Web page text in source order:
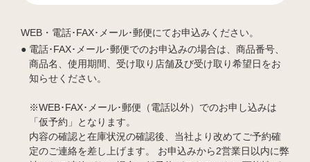
WEB・電話･FAX･メール･郵便にてお申込みください。
電話･FAX･メール･郵便でのお申込みの場合は、商品番号、
商品名、使用期間、受け取り店舗及び受け取り希望日をお
知らせください。
※WEB･FAX･メール･郵便（電話以外）でのお申し込みは
「仮予約」となります。
内容の確認と在庫状況の確認後、当社より改めてご予約確
定のご連絡を差し上げます。 お申込みから2営業日以内に弊